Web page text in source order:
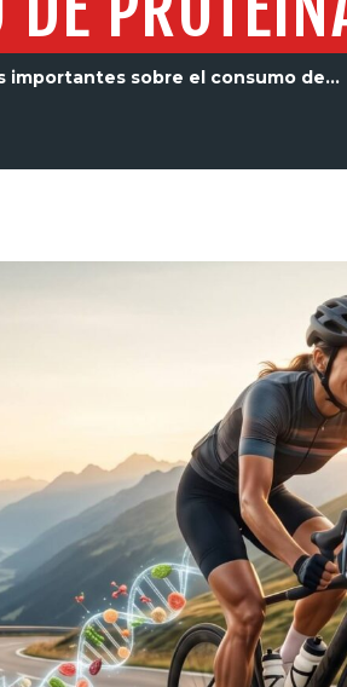
importantes sobre el consumo de...